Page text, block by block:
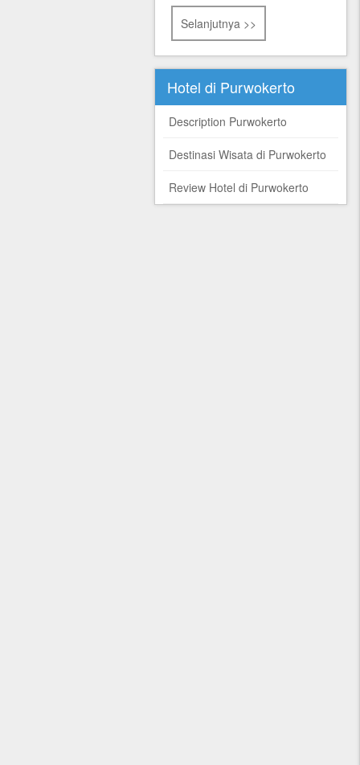
Selanjutnya >>
Hotel di Purwokerto
Description Purwokerto
Destinasi Wisata di Purwokerto
Review Hotel di Purwokerto